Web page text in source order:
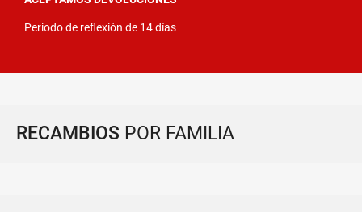
Periodo de reflexión de 14 días
RECAMBIOS POR FAMILIA